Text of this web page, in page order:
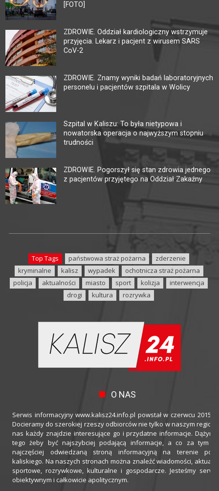
[FOTO]
ZDROWIE. Oddział kardiologiczny wstrzymuje
przyjęcia. Lekarz i pacjent z wirusem SARS
CoV-2
ZDROWIE. Znamy wyniki badań laboratoryjnych
personelu i pacjentów szpitala w Wolicy
Szpital w Kaliszu: To była nietypowa i
nowatorska operacja o najwyższym stopniu
trudności
ZDROWIE. Pogorszył się stan zdrowia jednego
z pacjentów przyjętego na Oddział Zakaźny
Top Tags państwowa straż pożarna
zderzenie
kryminalne
kalisz wypadek
ochotnicza straż pożarna
policja
aktualności miasto sport kolizja
interwencja
drogi
kultura rozrywka
O NAS
Serwis informacyjny www.kalisz24.info.pl powstał w czerwcu 2015
Docieramy do szerokiej rzeszy odbiorców nie tylko w naszym
nas każdy znajdzie interesujące go i przydatne informacje.
tego żeby być najszybciej podającą informacje, a co za tym
najczęściej odwiedzaną stroną informacyjną na terenie
kaliskiego. Na naszych stronach można znaleźć wiadomości,
sportowe, rozrywkowe, kulturalne i gospodarcze. Jesteśmy
obiektywnym i całkowicie apolitycznym.